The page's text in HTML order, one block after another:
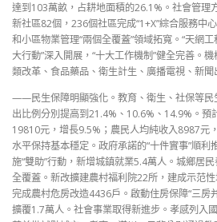
達到103萬畝，占耕地面積的26.1%。社會管理
新社區82個，236個社區完成“1+X”綜合服務中
和小區物業管理“兩個全覆蓋”領域拓寬。“天網
大行動”深入開展，“十大工作機制”健全完善。
類改革、食品藥品、衛生計生、廣播電視、新聞
——民生保障明顯強化。教育、衛生、社保等民
出比例分別提高到21.4%、10.6%、14.9%。預
19810元，增長9.5%；農民人均純收入8987元
水平保持基本穩定。政府承諾的“十件實事”順
施“雙助”行動，新增城鎮就業5.4萬人。城鄉居
全覆蓋。新改擴建農村福利院22所，建成示范
完成農村危房改造4436戶。啟動住房保障“三房
擴覆1.7萬人。社會事業取得新進步。孝感列入